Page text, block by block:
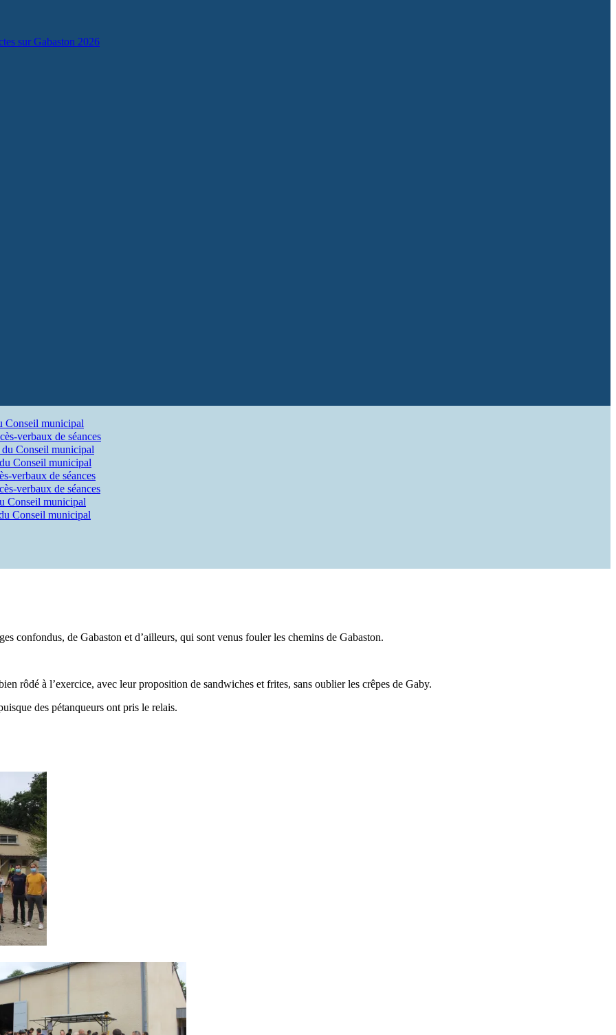
sur Gabaston 2026
Conseil municipal
verbaux de séances
Conseil municipal
Conseil municipal
verbaux de séances
verbaux de séances
Conseil municipal
Conseil municipal
confondus, de Gabaston et d’ailleurs, qui sont venus fouler les chemins de Gabaston.
rôdé à l’exercice, avec leur proposition de sandwiches et frites, sans oublier les crêpes de Gaby.
des pétanqueurs ont pris le relais.